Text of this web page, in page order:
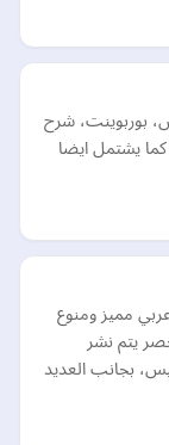
بوربوينت، شرح
يشتمل ايضا
مميز ومنوع
يتم نشر
بجانب العديد